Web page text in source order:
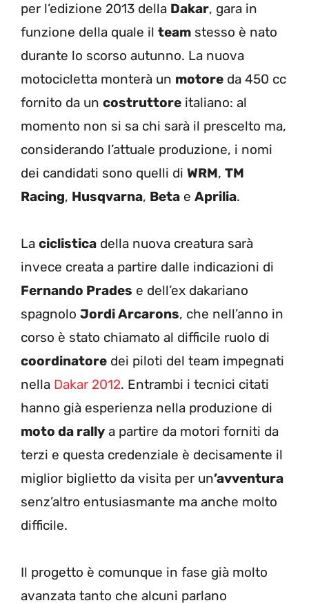
per l’edizione 2013 della Dakar, gara in
funzione della quale il team stesso è nato
durante lo scorso autunno. La nuova
motocicletta monterà un motore da 450 cc
fornito da un costruttore italiano: al
momento non si sa chi sarà il prescelto ma,
considerando l’attuale produzione, i nomi
dei candidati sono quelli di WRM, TM
Racing, Husqvarna, Beta e Aprilia.
La ciclistica della nuova creatura sarà
invece creata a partire dalle indicazioni di
Fernando Prades e dell’ex dakariano
spagnolo Jordi Arcarons, che nell’anno in
corso è stato chiamato al difficile ruolo di
coordinatore dei piloti del team impegnati
nella Dakar 2012. Entrambi i tecnici citati
hanno già esperienza nella produzione di
moto da rally a partire da motori forniti da
terzi e questa credenziale è decisamente il
miglior biglietto da visita per un’avventura
senz’altro entusiasmante ma anche molto
difficile.
Il progetto è comunque in fase già molto
avanzata tanto che alcuni parlano